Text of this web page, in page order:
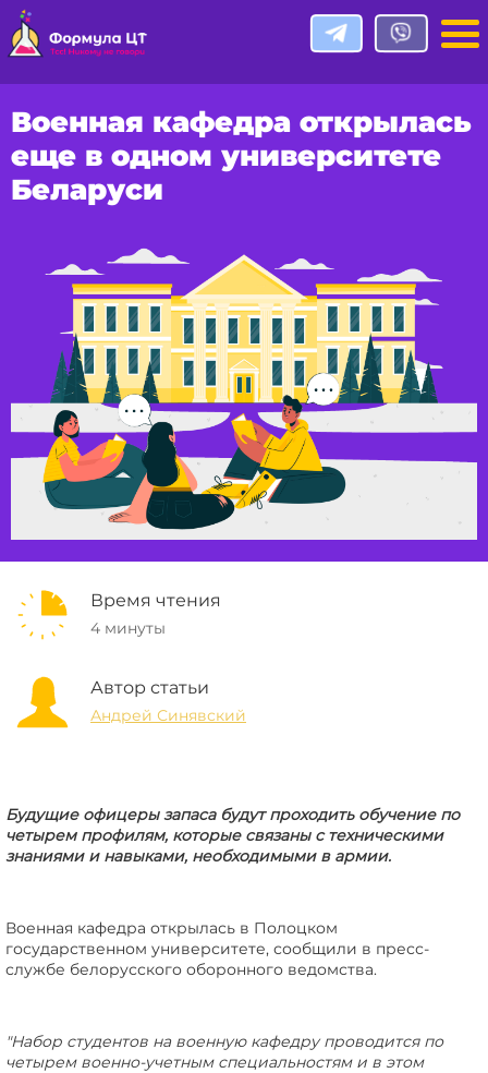
Военная кафедра открылась
еще в одном университете
Беларуси
Время чтения
4 минуты
Автор статьи
Андрей Синявский
Будущие офицеры запаса будут проходить обучение по
четырем профилям, которые связаны с техническими
знаниями и навыками, необходимыми в армии.
Военная кафедра открылась в Полоцком
государственном университете, сообщили в пресс-
службе белорусского оборонного ведомства.
"Набор студентов на военную кафедру проводится по
четырем военно-учетным специальностям и в этом